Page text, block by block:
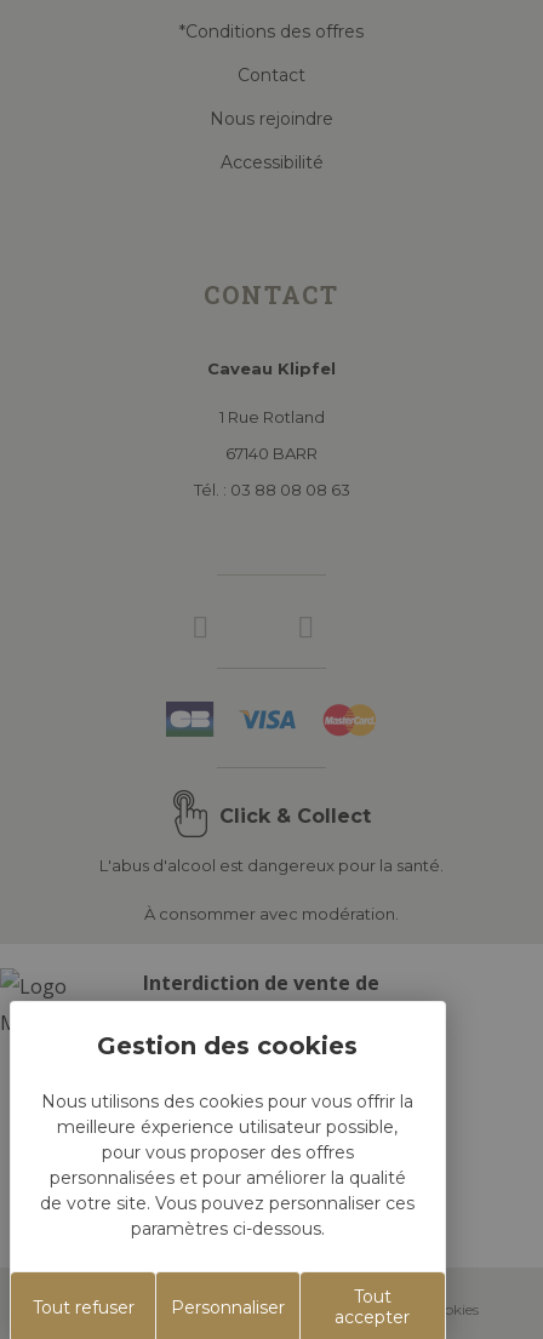
*Conditions des offres
Contact
Nous rejoindre
Accessibilité
CONTACT
Caveau Klipfel
1 Rue Rotland
67140 BARR
Tél. : 03 88 08 08 63
Click & Collect
L'abus d'alcool est dangereux pour la santé.
À consommer avec modération.
Interdiction de vente de
mineurs de moins de 18
la preuve de majorité est
exigée au moment de la
vente en ligne.
CODE DE LA SANTÉ PUBLIQUE,
ART.L 3342-1 ET L.3353-3
Réalisation Koredge -Mentions Légales - Gestion des cookies
Nous utilisons des cookies pour vous offrir la
meilleure éxperience utilisateur possible,
pour vous proposer des offres
personnalisées et pour améliorer la qualité
de votre site. Vous pouvez personnaliser ces
paramètres ci-dessous.
Tout
accepter
Tout refuser Personnaliser